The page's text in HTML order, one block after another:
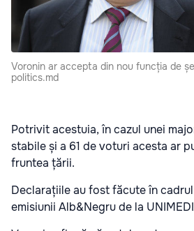
Voronin ar accepta din nou funcția de
politics.md
Potrivit acestuia, în cazul unei
stabile și a 61 de voturi acesta ar
fruntea țării.
Declarațiile au fost făcute în cadrul
emisiunii Alb&Negru de la